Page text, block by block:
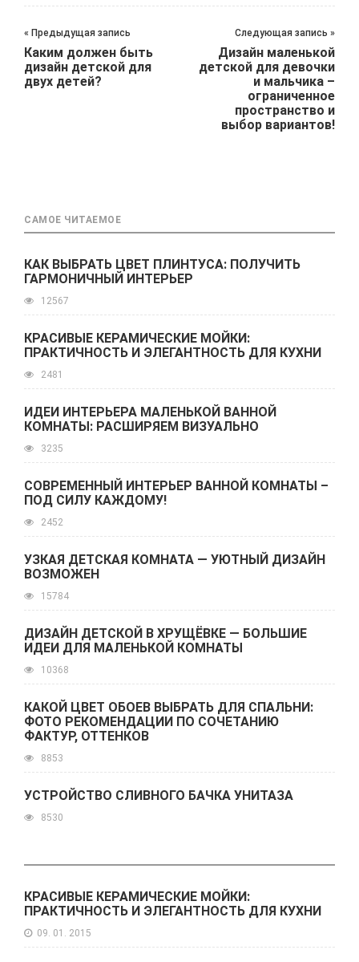
« Предыдущая запись
Каким должен быть
дизайн детской для
двух детей?
Следующая запись »
Дизайн маленькой
детской для девочки
и мальчика –
ограниченное
пространство и
выбор вариантов!
САМОЕ ЧИТАЕМОЕ
КАК ВЫБРАТЬ ЦВЕТ ПЛИНТУСА: ПОЛУЧИТЬ
ГАРМОНИЧНЫЙ ИНТЕРЬЕР
12567
КРАСИВЫЕ КЕРАМИЧЕСКИЕ МОЙКИ:
ПРАКТИЧНОСТЬ И ЭЛЕГАНТНОСТЬ ДЛЯ КУХНИ
2481
ИДЕИ ИНТЕРЬЕРА МАЛЕНЬКОЙ ВАННОЙ
КОМНАТЫ: РАСШИРЯЕМ ВИЗУАЛЬНО
3235
СОВРЕМЕННЫЙ ИНТЕРЬЕР ВАННОЙ КОМНАТЫ –
ПОД СИЛУ КАЖДОМУ!
2452
УЗКАЯ ДЕТСКАЯ КОМНАТА — УЮТНЫЙ ДИЗАЙН
ВОЗМОЖЕН
15784
ДИЗАЙН ДЕТСКОЙ В ХРУЩЁВКЕ — БОЛЬШИЕ
ИДЕИ ДЛЯ МАЛЕНЬКОЙ КОМНАТЫ
10368
КАКОЙ ЦВЕТ ОБОЕВ ВЫБРАТЬ ДЛЯ СПАЛЬНИ:
ФОТО РЕКОМЕНДАЦИИ ПО СОЧЕТАНИЮ
ФАКТУР, ОТТЕНКОВ
8853
УСТРОЙСТВО СЛИВНОГО БАЧКА УНИТАЗА
8530
КРАСИВЫЕ КЕРАМИЧЕСКИЕ МОЙКИ:
ПРАКТИЧНОСТЬ И ЭЛЕГАНТНОСТЬ ДЛЯ КУХНИ
09. 01. 2015